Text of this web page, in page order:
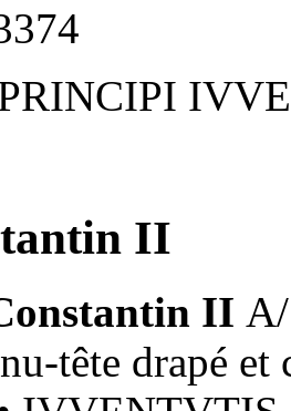
II
II
tête drapé